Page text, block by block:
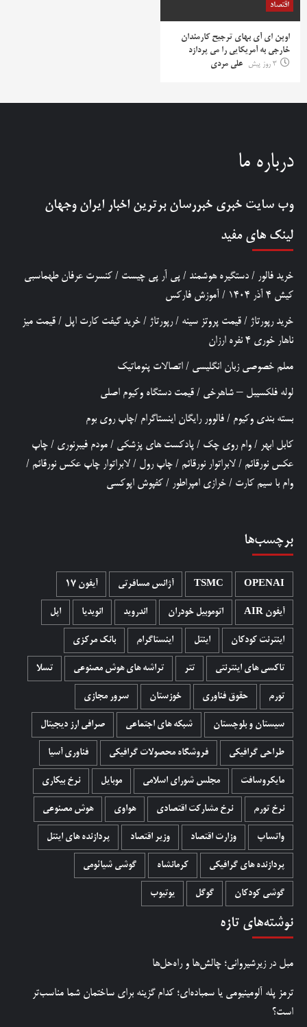
اقتصاد
اوپن ای آی بهای ترجیح کارمندان
خارجی به آمریکایی را می پردازد
3 روز پیش
علی مردی
درباره ما
وب سایت خبری خبررسان برترین اخبار ایران وجهان
لینک های مفید
خرید فالور / دستگیره هوشمند / پی آر پی چیست / کنسرت عرفان طهماسبی
کیش 4 آذر 1404
/ آموزش فارکس
خرید رپورتاژ / قیمت پروتز سینه /رپورتاژ / خرید گیفت کارت اپل / قیمت میز
ناهار خوری 4 نفره ارزان
معلم خصوصی زبان انگلیسی / اتصالات پنوماتیک
لوله فلکسیبل – شاهرخی / قیمت دستگاه وکیوم اصلی
بسته بندی وکیوم / فالوور رایگان اینستاگرام /چاپ روی بوم
کابل ابهر / وام روی چک / پادکست های پزشکی / مودم فیبرنوری / چاپ
عکس نورقائم / لابراتوار نورقائم / چاپ رول / لابراتوار چاپ عکس نورقائم /
وام با سیم کارت / خرازی امپراطور / کفپوش اپوکسی
برچسب‌ها
OPENAI
TSMC آژانس مسافرتی آیفون 17
آیفون AIR اتوموبیل خودران اندروید انویدیا اپل
اینترنت کودکان اینتل اینستاگرام بانک مرکزی
تاکسی های اینترنتی تتر تراشه های هوش مصنوعی تسلا
تورم حقوق فناوری خوزستان سرور مجازی
سیستان و بلوچستان شبکه های اجتماعی صرافی ارز دیجیتال
طراحی گرافیکی فروشگاه محصولات گرافيکی فناوری آسیا
مایکروسافت مجلس شورای اسلامی موبایل نرخ بیکاری
نرخ تورم نرخ مشارکت اقتصادی هواوی هوش مصنوعی
واتساپ وزارت اقتصاد وزیر اقتصاد پردازنده های اینتل
پردازنده های گرافیکی کرمانشاه گوشی شیائومی
گوشی کودکان گوگل یوتیوب
نوشته‌های تازه
مبل در زیرشیروانی؛ چالش‌ها و راه‌حل‌ها
ترمز پله آلومینیومی یا سمباده‌ای؛ کدام گزینه برای ساختمان شما مناسب‌تر
است؟